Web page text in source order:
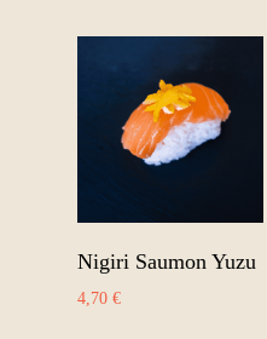
Nigiri Saumon Yuzu
4,70 €